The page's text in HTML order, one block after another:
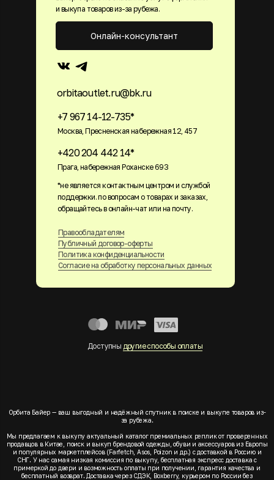
и выкупа товаров из-за рубежа.
+7 967 14-12-735*
Москва, Пресненская набережная 12, 457
+420 204 442 14*
Прага, набережная Роханске 693
orbitaoutlet.ru@bk.ru
Правообладателям
Публичный договор-оферты
Политика конфиденциальности
Согласие на обработку персональных данных
Онлайн-консультант
Доступны другие способы оплаты
*не является контактным центром и службой
поддержки. по вопросам о товарах и заказах,
обращайтесь в онлайн-чат или на почту.
Орбита Байер — ваш выгодный и надёжный спутник в поиске и выкупе товаров из-
за рубежа.
Мы предлагаем к выкупу актуальный каталог премиальных реплик от проверенных
продавцов в Китае, поиск и выкуп брендовой одежды, обуви и аксессуаров из Европы
и популярных маркетплейсов (Farfetch, Asos, Poizon и др.) с доставкой в Россию и
СНГ. У нас самая низкая комиссия по выкупу, бесплатная экспресс доставка с
примеркой до двери и возможность оплаты при получении, гарантия качества и
бесплатный возврат. Доставка через СДЭК, Boxberry, курьером по России без